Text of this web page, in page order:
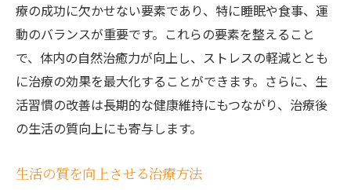
療の成功に欠かせない要素であり、特に睡眠や食事、運
動のバランスが重要です。これらの要素を整えること
で、体内の自然治癒力が向上し、ストレスの軽減ととも
に治療の効果を最大化することができます。さらに、生
活習慣の改善は長期的な健康維持にもつながり、治療後
の生活の質向上にも寄与します。
生活の質を向上させる治療方法